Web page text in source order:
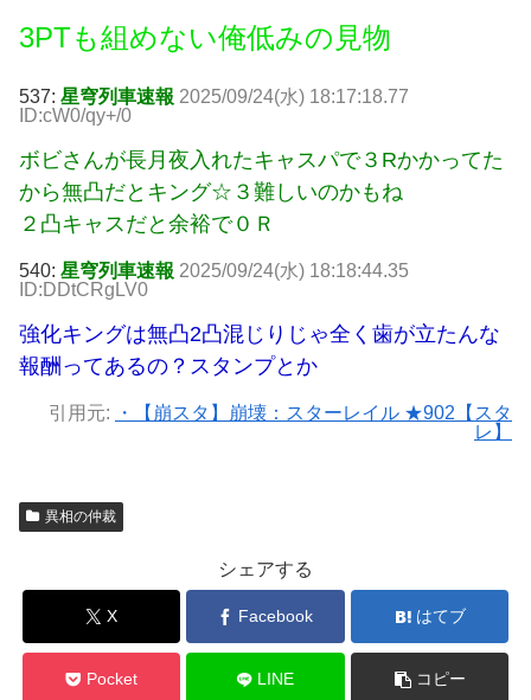
3PTも組めない俺低みの見物
537: 星穹列車速報 2025/09/24(水) 18:17:18.77
ID:cW0/qy+/0
ボビさんが長月夜入れたキャスパで３Rかかってた
から無凸だとキング☆３難しいのかもね
２凸キャスだと余裕で０Ｒ
540: 星穹列車速報 2025/09/24(水) 18:18:44.35
ID:DDtCRgLV0
強化キングは無凸2凸混じりじゃ全く歯が立たんな
報酬ってあるの？スタンプとか
引用元:
・【崩スタ】崩壊：スターレイル ★902【スタ
レ】
異相の仲裁
シェアする
X Facebook はてブ
Pocket LINE コピー